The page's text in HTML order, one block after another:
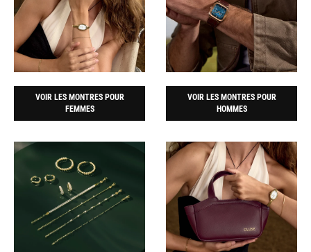
VOIR LES MONTRES POUR
FEMMES
VOIR LES MONTRES POUR
HOMMES